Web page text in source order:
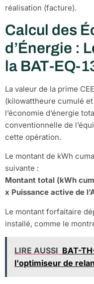
réalisation (facture).
Calcul des
d’Énergie :
la BAT-EQ-
La valeur de la prime
(kilowattheure cumulé
l’économie d’énergie
conventionnelle de
cette opération.
Le montant de kWh
suivante :
Montant total (kWh
x Puissance active de
Le montant forfaitaire
installé, comme le
LIRE AUSSI BAT-
l'optimiseur de